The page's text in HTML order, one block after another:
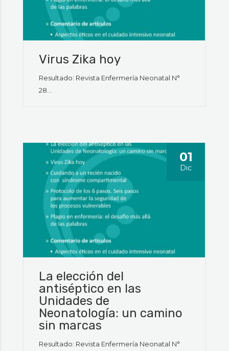
Virus Zika hoy
Resultado: Revista Enfermería Neonatal N°
28...
01
Dic
La elección del
antiséptico en las
Unidades de
Neonatología: un camino
sin marcas
Resultado: Revista Enfermería Neonatal N°